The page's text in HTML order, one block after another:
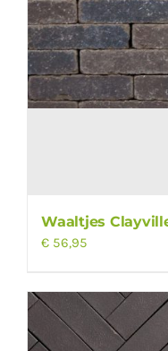
Waaltjes
€ 56,95